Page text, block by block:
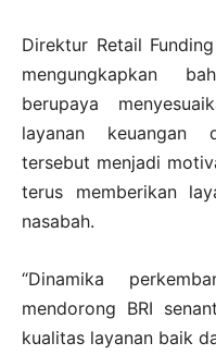
Direktur Retail
mengungkapkan
berupaya
layanan keuangan
tersebut menjadi
terus memberikan
nasabah.
“Dinamika
mendorong BRI
kualitas layanan baik